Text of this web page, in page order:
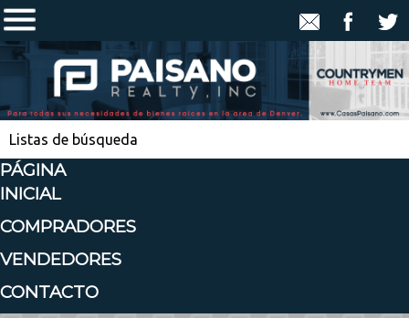
Listas de búsqueda
PÁGINA
INICIAL
COMPRADORES
VENDEDORES
CONTACTO